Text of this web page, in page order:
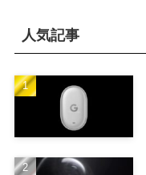
人気記事